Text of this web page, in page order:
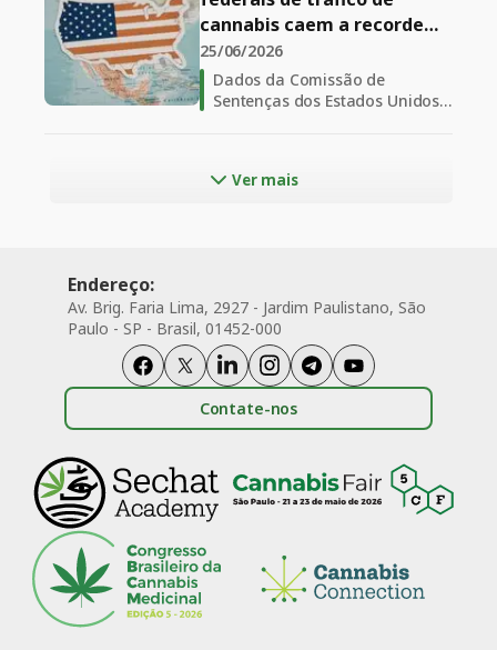
Casa Branca intensificou a
pressão sobre o Congresso
para revisar a legislação e
preservar o acesso a produtos
de CBD de espectro completo
cannabis caem a recorde
histórico nos Estados
Unidos
25/06/2026
Dados da Comissão de
Sentenças dos Estados Unidos
patamar já registrado,
Ver mais
Endereço:
Av. Brig. Faria Lima, 2927 - Jardim Paulistano, São
Paulo - SP - Brasil, 01452-000
Contate-nos